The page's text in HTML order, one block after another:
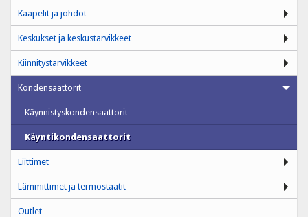
Kaapelit ja johdot
Keskukset ja keskustarvikkeet
Kiinnitystarvikkeet
Kondensaattorit
Käynnistyskondensaattorit
Käyntikondensaattorit
Liittimet
Lämmittimet ja termostaatit
Outlet